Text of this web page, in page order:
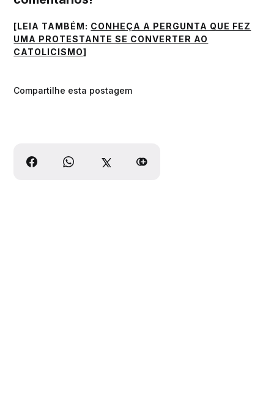
[LEIA TAMBÉM: CONHEÇA A PERGUNTA QUE FEZ
UMA PROTESTANTE SE CONVERTER AO
CATOLICISMO]
Compartilhe esta postagem